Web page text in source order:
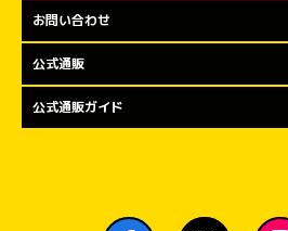
お問い合わせ
公式通販
公式通販ガイド